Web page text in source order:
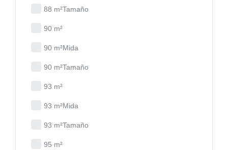
88 m²Tamaño
90 m²
90 m²Mida
90 m²Tamaño
93 m²
93 m²Mida
93 m²Tamaño
95 m²